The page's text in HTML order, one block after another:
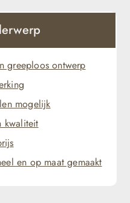
greeploos ontwerp
mogelijk
kwaliteit
en op maat gemaakt